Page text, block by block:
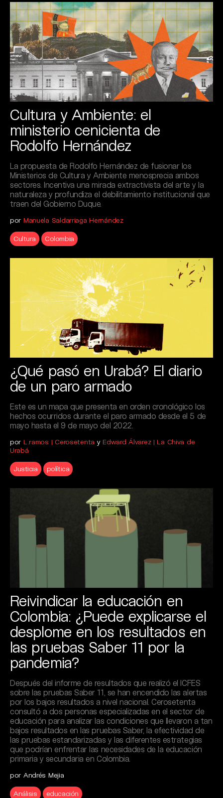
Cultura y Ambiente: el
ministerio cenicienta de
Rodolfo Hernández
La propuesta de Rodolfo Hernández de fusionar los
Ministerios de Cultura y Ambiente menosprecia ambos
sectores. Incentiva una mirada extractivista del arte y la
naturaleza y profundiza el debilitamiento institucional que
traen del Gobierno Duque.
por Manuela Saldarriaga Hernández
Cultura Colombia
¿Qué pasó en Urabá? El diario
de un paro armado
Este es un mapa que presenta en orden cronológico los
hechos ocurridos durante el paro armado desde el 5 de
mayo hasta el 9 de mayo del 2022.
por L.ramos | Cerosetenta yEdward Álvarez | La Chiva de
Urabá
Justicia política
Reivindicar la educación en
Colombia: ¿Puede explicarse el
desplome en los resultados en
las pruebas Saber 11 por la
pandemia?
Después del informe de resultados que realizó el ICFES
sobre las pruebas Saber 11, se han encendido las alertas
por los bajos resultados a nivel nacional. Cerosetenta
consultó a dos personas especializadas en el sector de
educación para analizar las condiciones que llevaron a tan
bajos resultados en las pruebas Saber, la efectividad de
las pruebas estandarizadas y las diferentes estrategias
que podrían enfrentar las necesidades de la educación
primaria y secundaria en Colombia.
por Andrés Mejia
Análisis educación